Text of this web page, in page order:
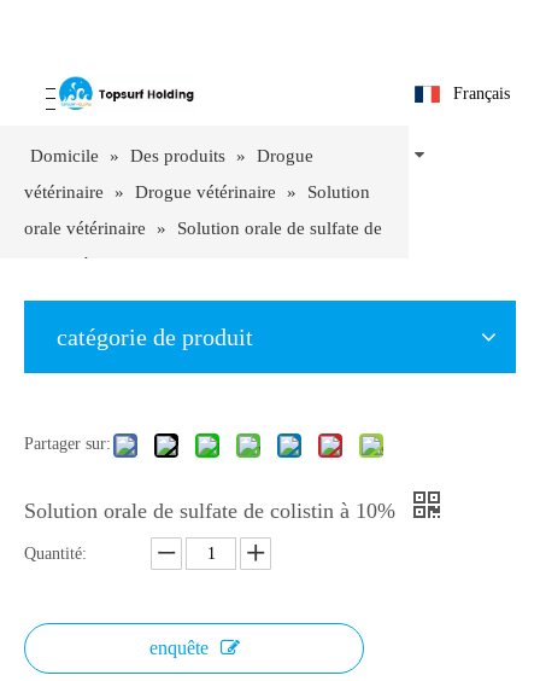
Français
Domicile » Des produits »
Drogue
vétérinaire
» Drogue vétérinaire »
Solution
orale vétérinaire
»
Solution orale de sulfate de
colistin à 10%
catégorie de produit
Partager sur:
Solution orale de sulfate de colistin à 10%
Quantité:
enquête